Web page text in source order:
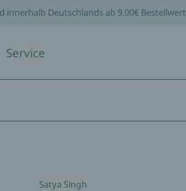
innerhalb Deutschlands ab 9,00€ Bestellwert
Service
Satya Singh